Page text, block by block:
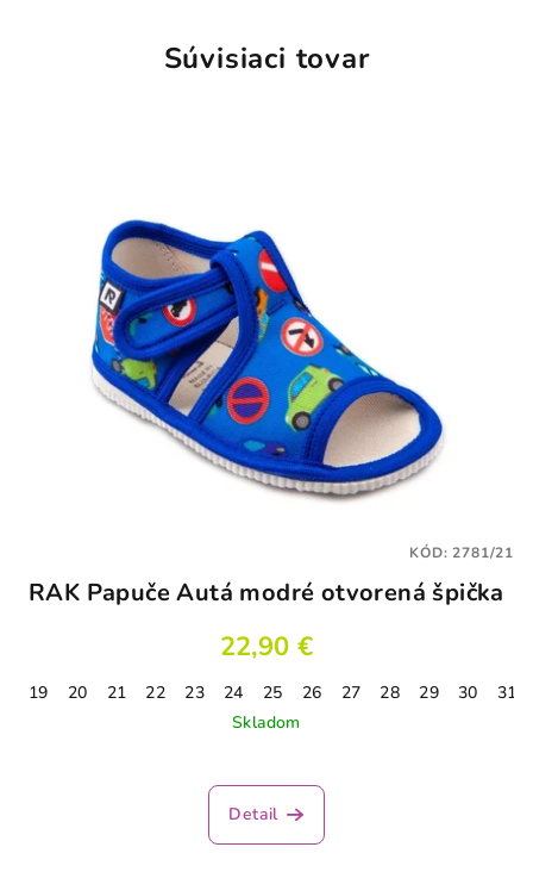
Súvisiaci tovar
RAK Papuče Autá modré otvorená špička
22,90 €
19 20 21 22 23 24 25 26 27 28 29 30
31
Skladom
hodnotenie
produktu
Detail
KÓD:2781/21